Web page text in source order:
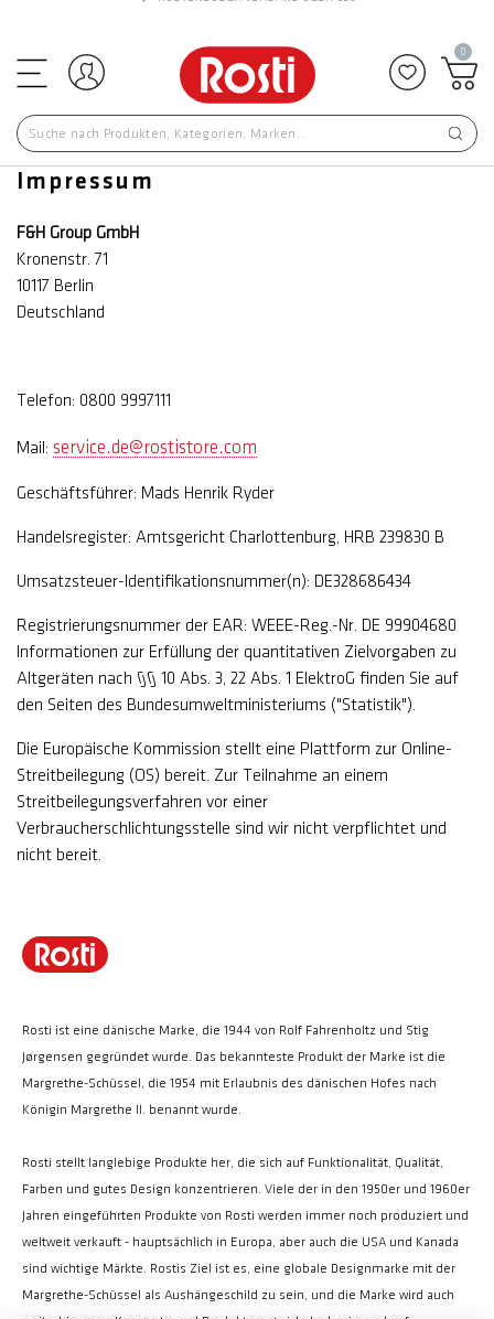
Einloggen Zu
0
Impressum
F&H Group GmbH
Kronenstr. 71
10117 Berlin
Deutschland
Telefon: 0800 9997111
Mail: service.de@rostistore.com
Geschäftsführer: Mads Henrik Ryder
Handelsregister: Amtsgericht Charlottenburg, HRB 239830 B
Umsatzsteuer-Identifikationsnummer(n): DE328686434
Registrierungsnummer der EAR: WEEE-Reg.-Nr. DE 99904680
Informationen zur Erfüllung der quantitativen Zielvorgaben zu
Altgeräten nach §§ 10 Abs. 3, 22 Abs. 1 ElektroG finden Sie auf
den Seiten des Bundesumweltministeriums ("Statistik").
Die Europäische Kommission stellt eine Plattform zur Online-
Streitbeilegung (OS) bereit. Zur Teilnahme an einem
Streitbeilegungsverfahren vor einer
Verbraucherschlichtungsstelle sind wir nicht verpflichtet und
nicht bereit.
Rosti ist eine dänische Marke, die 1944 von Rolf Fahrenholtz und Stig
Jørgensen gegründet wurde. Das bekannteste Produkt der Marke ist die
Margrethe-Schüssel, die 1954 mit Erlaubnis des dänischen Hofes nach
Königin Margrethe II. benannt wurde.
Rosti stellt langlebige Produkte her, die sich auf Funktionalität, Qualität,
Farben und gutes Design konzentrieren. Viele der in den 1950er und 1960er
Jahren eingeführten Produkte von Rosti werden immer noch produziert und
weltweit verkauft - hauptsächlich in Europa, aber auch die USA und Kanada
sind wichtige Märkte. Rostis Ziel ist es, eine globale Designmarke mit der
Margrethe-Schüssel als Aushängeschild zu sein, und die Marke wird auch